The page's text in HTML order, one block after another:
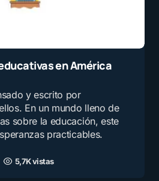
en América
y escrito por
En un mundo lleno de
sobre la educación, este
practicables.
5,7K vistas